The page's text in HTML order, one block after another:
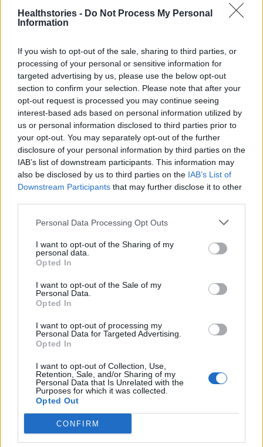
Healthstories - Do Not Process My Personal
Information
If you wish to opt-out of the sale, sharing to third parties, or
processing of your personal or sensitive information for
targeted advertising by us, please use the below opt-out
section to confirm your selection. Please note that after your
opt-out request is processed you may continue seeing
interest-based ads based on personal information utilized by
us or personal information disclosed to third parties prior to
your opt-out. You may separately opt-out of the further
disclosure of your personal information by third parties on the
IAB’s list of downstream participants. This information may
also be disclosed by us to third parties on the IAB’s List of
Downstream Participants that may further disclose it to other
Personal Data Processing Opt Outs
I want to opt-out of the Sharing of my
personal data.
Opted In
I want to opt-out of the Sale of my
Personal Data.
Opted In
I want to opt-out of processing my
Personal Data for Targeted Advertising.
Opted In
I want to opt-out of Collection, Use,
Retention, Sale, and/or Sharing of my
Personal Data that Is Unrelated with the
Purposes for which it was collected.
Opted Out
CONFIRM
Συμφωνία Ευρωπαϊκής
Ένωσης με Pfizer-
BioNTech για 1,8
δισεκατομμύρια δόσεις
Αυστηρό lockdown δύο
εβδομάδων στην Κύπρο
Δείτε Ακόμη
26 Φεβρουαρίου 2026
Καβάλα: Η τήρηση μιας αυστηρής ΚΥΑ
25 Φεβρουαρίου 2026
από COVID-19 την...
19 Φεβρουαρίου 2026
Έκθεση ΕΟΔΥ: 15 θάνατοι από γρίπη, 7
από COVID-19 την...
12 Φεβρουαρίου 2026
Η επίδραση της πανδημίας COVID-19